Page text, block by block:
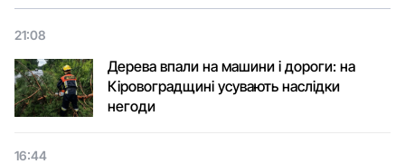
21:08
Дерева впали на машини і дороги: на
Кіровоградщині усувають наслідки
негоди
16:44